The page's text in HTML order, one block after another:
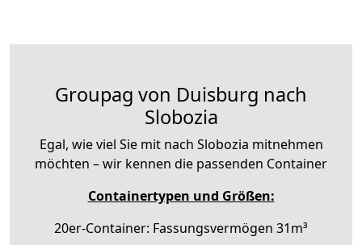
Groupag von Duisburg nach
Slobozia
Egal, wie viel Sie mit nach Slobozia mitnehmen
möchten – wir kennen die passenden Container
Containertypen und Größen:
20er-Container: Fassungsvermögen 31m³